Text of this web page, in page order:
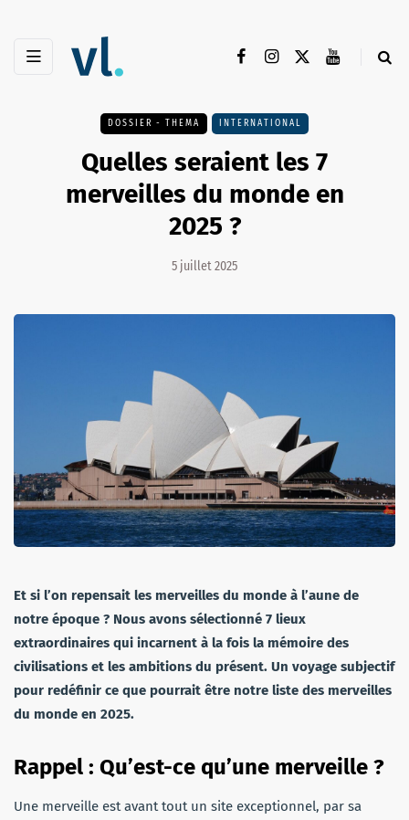
DOSSIER - THEMA INTERNATIONAL
Quelles seraient les 7
merveilles du monde en
2025 ?
5 juillet 2025
Et si l’on repensait les merveilles du monde à l’aune de
notre époque ? Nous avons sélectionné 7 lieux
extraordinaires qui incarnent à la fois la mémoire des
civilisations et les ambitions du présent. Un voyage subjectif
pour redéfinir ce que pourrait être notre liste des merveilles
du monde en 2025.
Rappel : Qu’est-ce qu’une merveille ?
Une merveille est avant tout un site exceptionnel, par sa